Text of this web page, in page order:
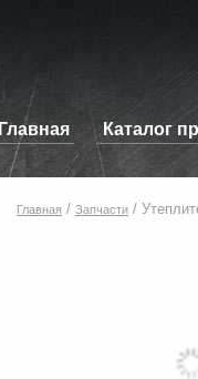
Главная Каталог
Главная / Запчасти /